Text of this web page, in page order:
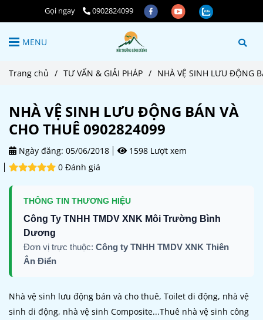
Gọi ngay 0902824099
MENU
Trang chủ / TƯ VẤN & GIẢI PHÁP / NHÀ VỆ SINH LƯU ĐỘNG
NHÀ VỆ SINH LƯU ĐỘNG BÁN VÀ
CHO THUÊ 0902824099
Ngày đăng: 05/06/2018
1598 Lượt xem
0 Đánh giá
THÔNG TIN THƯƠNG HIỆU
Công Ty TNHH TMDV XNK Môi Trường Bình
Dương
Đơn vị trực thuộc: Công ty TNHH TMDV XNK Thiên
Ân Điển
Nhà vệ sinh lưu động bán và cho thuê, Toilet di động, nhà vệ
sinh di động, nhà vệ sinh Composite...Thuê nhà vệ sinh công